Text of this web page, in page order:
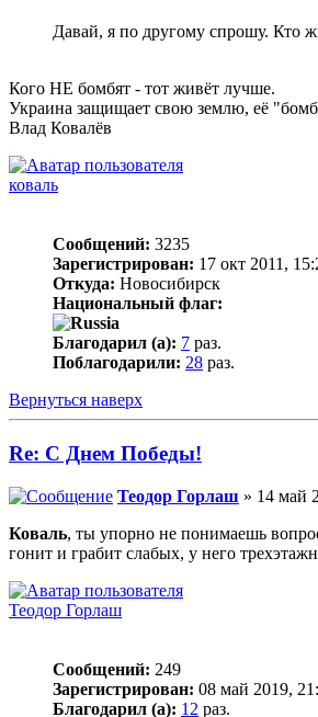
Давай, я по другому спрошу. Кто
Кого НЕ бомбят - тот живёт лучше.
Украина защищает свою землю, её
Влад Ковалёв
коваль
Сообщений: 3235
Зарегистрирован: 17 окт 2011,
Откуда: Новосибирск
Национальный флаг:
Благодарил (а): 7 раз.
Поблагодарили: 28 раз.
Вернуться наверх
Re: С Днем Победы!
Теодор Горлаш » 14 май
Коваль, ты упорно не понимаешь
гонит и грабит слабых, у него
Теодор Горлаш
Сообщений: 249
Зарегистрирован: 08 май 2019,
Благодарил (а): 12 раз.